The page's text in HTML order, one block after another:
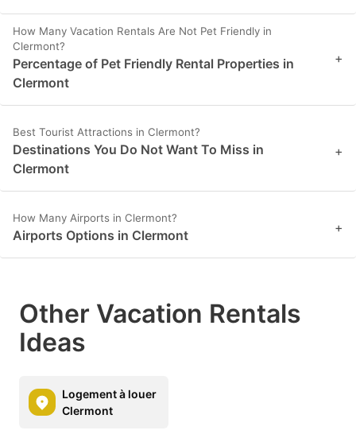
How Many Vacation Rentals Are Not Pet Friendly in
Clermont?
Percentage of Pet Friendly Rental Properties in
Clermont
+
Best Tourist Attractions in Clermont?
Destinations You Do Not Want To Miss in
Clermont
+
How Many Airports in Clermont?
Airports Options in Clermont +
Other Vacation Rentals
Ideas
Logement à louer
Clermont